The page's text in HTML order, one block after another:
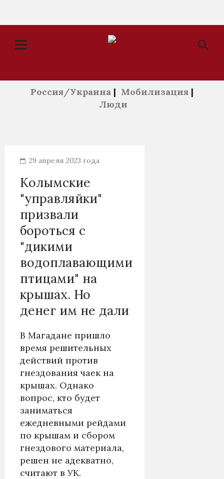
Россия/Украина | Мобилизация |
Люди
29 апреля 2023 года
Колымские
"управляйки"
призвали
бороться с
"дикими
водоплавающими
птицами" на
крышах. Но
денег им не дали
В Магадане пришло
время решительных
действий против
гнездования чаек на
крышах. Однако
вопрос, кто будет
заниматься
ежедневными рейдами
по крышам и сбором
гнездового материала,
решен не адекватно,
считают в УК.